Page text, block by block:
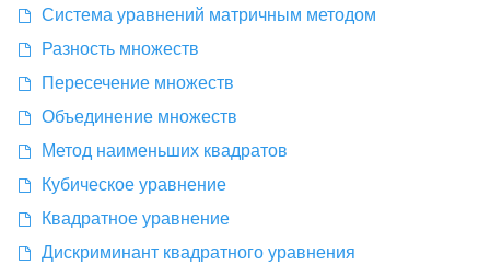
Система уравнений матричным методом
Разность множеств
Пересечение множеств
Объединение множеств
Метод наименьших квадратов
Кубическое уравнение
Квадратное уравнение
Дискриминант квадратного уравнения